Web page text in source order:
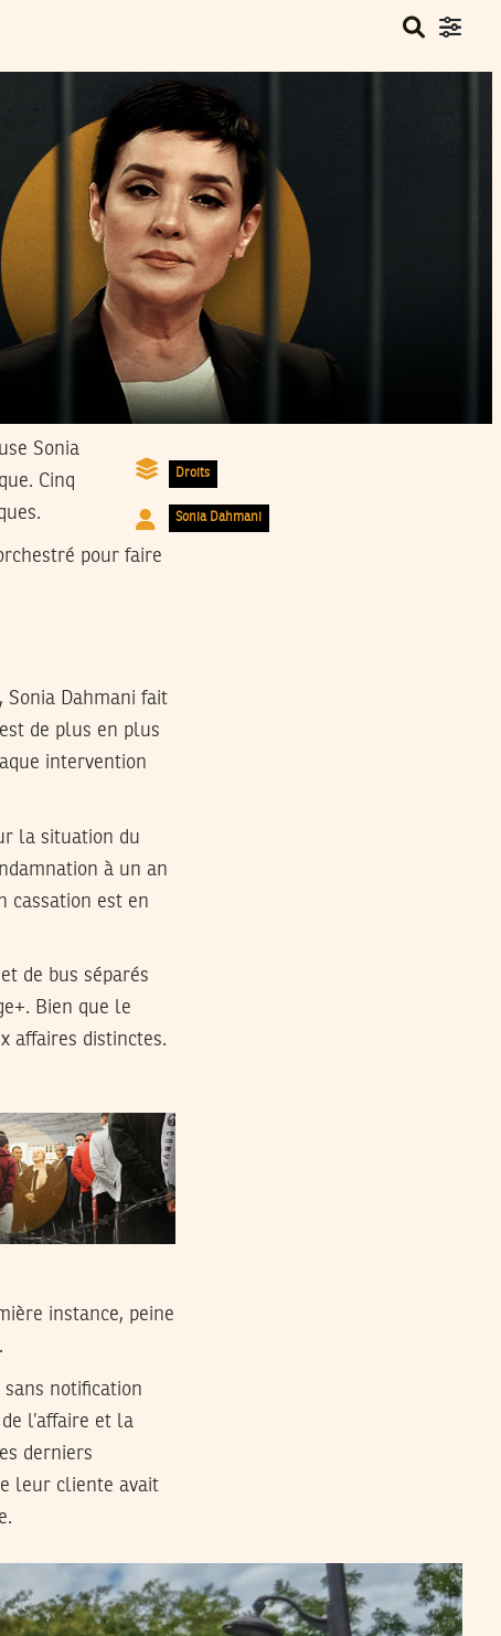
Droits
Sonia Dahmani
Sonia
Cinq
pour faire
Sonia Dahmani fait
de plus en plus
intervention
la situation du
à un an
cassation est en
de bus séparés
Bien que le
affaires distinctes.
instance, peine
notification
l’affaire et la
derniers
leur cliente avait